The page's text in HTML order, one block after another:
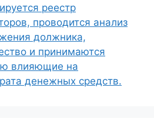
реестр
проводится анализ
должника,
и принимаются
влияющие на
денежных средств.